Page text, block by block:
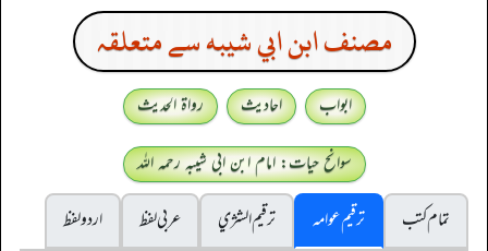
مصنف ابن ابي شيبه سے متعلقہ
ابواب احادیث
رواۃ الحدیث
سوانح حیات: امام ابن ابی شیبہ رحمہ اللہ
تمام کتب
ترقیم عوامہ ترقيم الشژي عربی لفظ
اردو لفظ